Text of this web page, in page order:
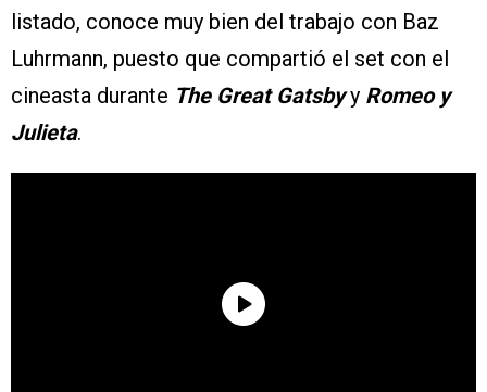
listado, conoce muy bien del trabajo con Baz
Luhrmann, puesto que compartió el set con el
cineasta durante The Great Gatsbyy Romeo y
Julieta.